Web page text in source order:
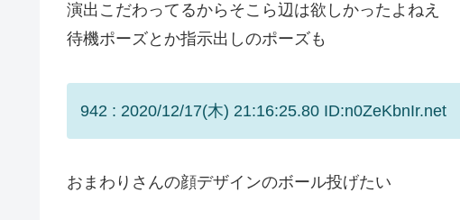
演出こだわってるからそこら辺は欲しかったよねえ
待機ポーズとか指示出しのポーズも
942 : 2020/12/17(木) 21:16:25.80 ID:n0ZeKbnIr.net
おまわりさんの顔デザインのボール投げたい